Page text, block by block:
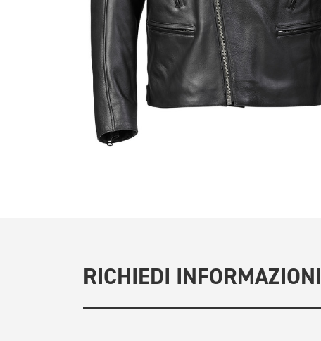
RICHIEDI INFORMAZIONI